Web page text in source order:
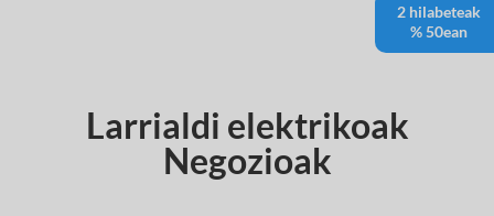
2 hilabeteak
% 50ean
Larrialdi elektrikoak
Negozioak